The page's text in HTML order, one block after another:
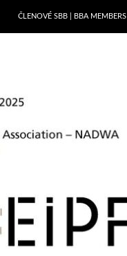
ČLENOVÉ SBB | BBA MEMBERS